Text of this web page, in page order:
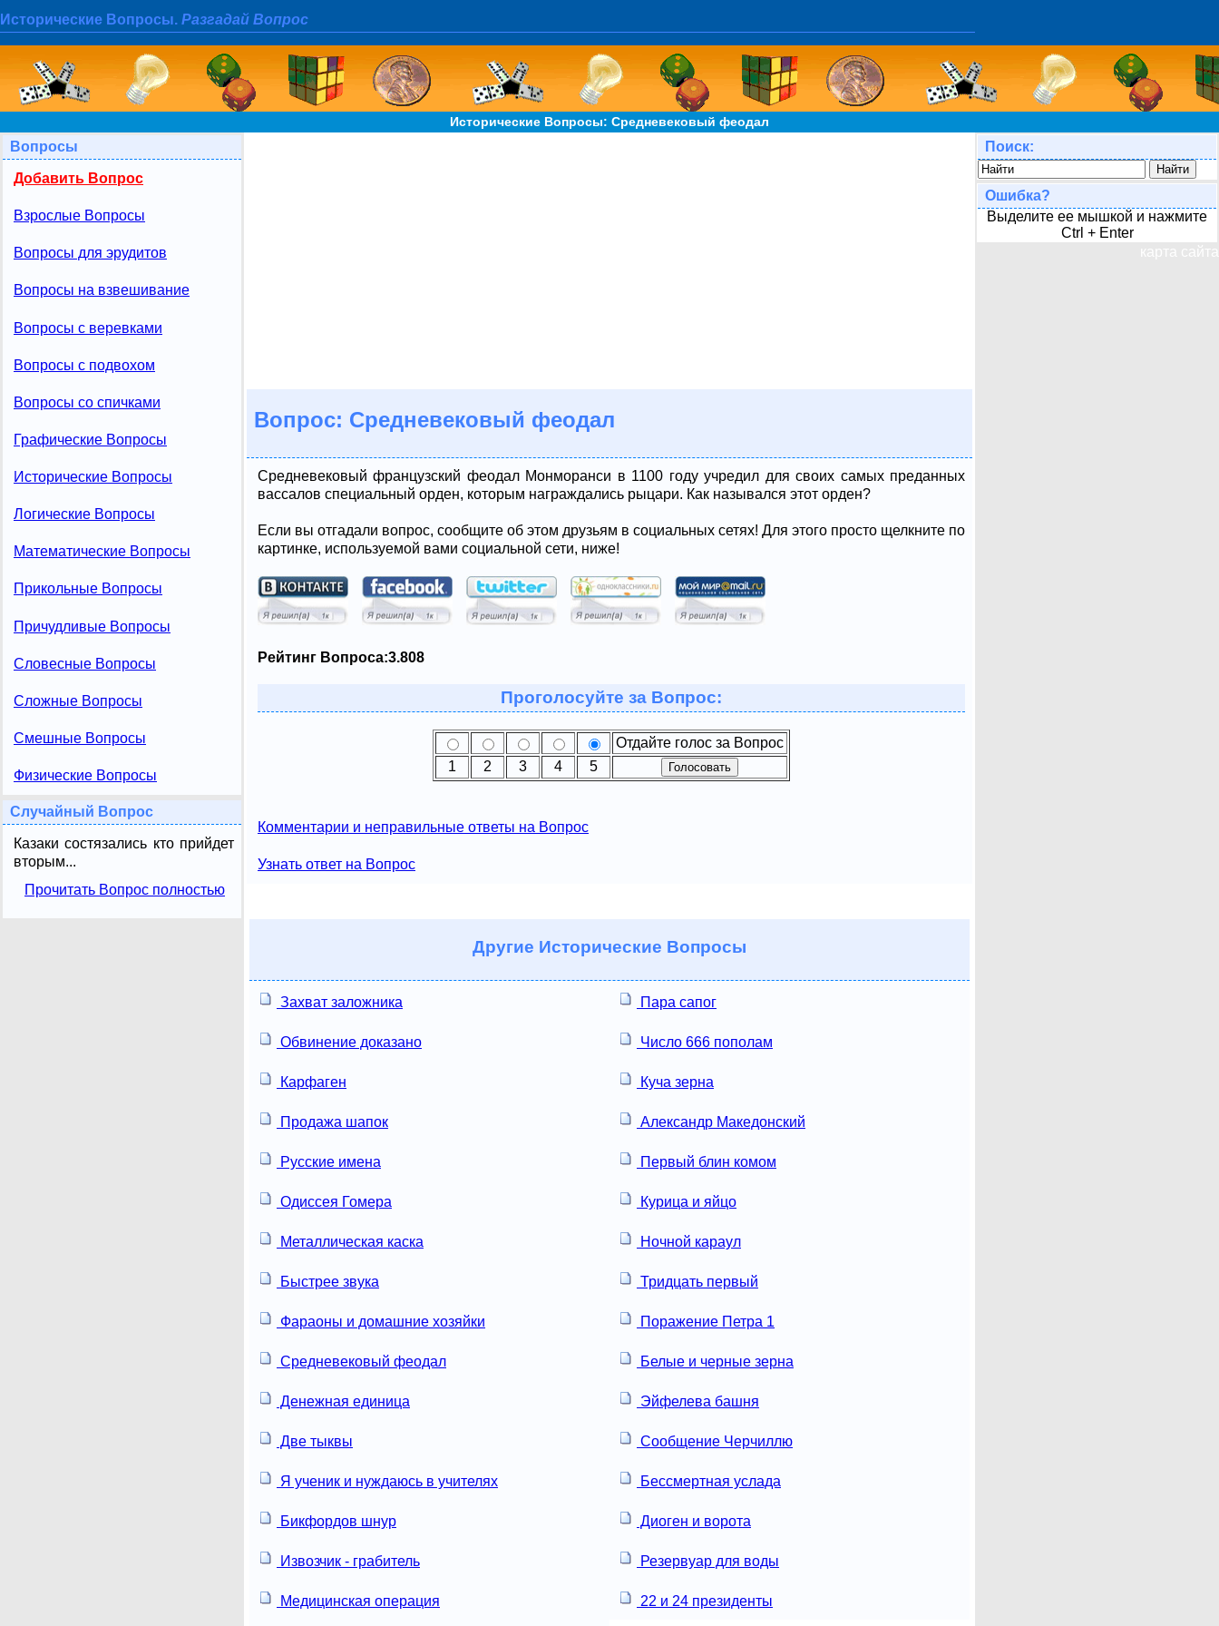
Исторические Вопросы. Разгадай Вопрос
Исторические Вопросы: Средневековый феодал
Вопросы
Добавить Вопрос
Взрослые Вопросы
Вопросы для эрудитов
Вопросы на взвешивание
Вопросы с веревками
Вопросы с подвохом
Вопросы со спичками
Графические Вопросы
Исторические Вопросы
Логические Вопросы
Математические Вопросы
Прикольные Вопросы
Причудливые Вопросы
Словесные Вопросы
Сложные Вопросы
Смешные Вопросы
Физические Вопросы
Случайный Вопрос
Казаки состязались кто прийдет
вторым...
Прочитать Вопрос полностью
Вопрос: Средневековый феодал
Средневековый французский феодал Монморанси в 1100 году учредил для своих самых преданных
вассалов специальный орден, которым награждались рыцари. Как назывался этот орден?
Если вы отгадали вопрос, сообщите об этом друзьям в социальных сетях! Для этого просто щелкните по
картинке, используемой вами социальной сети, ниже!
Рейтинг Вопроса:3.808
Проголосуйте за Вопрос:
Отдайте голос за Вопрос
1
2 3 4 5
Комментарии и неправильные ответы на Вопрос
Узнать ответ на Вопрос
Другие Исторические Вопросы
Захват заложника Пара сапог
Обвинение доказано Число 666 пополам
Карфаген Куча зерна
Продажа шапок Александр Македонский
Русские имена Первый блин комом
Одиссея Гомера Курица и яйцо
Металлическая каска Ночной караул
Быстрее звука Тридцать первый
Фараоны и домашние хозяйки Поражение Петра 1
Средневековый феодал Белые и черные зерна
Денежная единица Эйфелева башня
Две тыквы Сообщение Черчиллю
Я ученик и нуждаюсь в учителях Бессмертная услада
Бикфордов шнур Диоген и ворота
Извозчик - грабитель Резервуар для воды
Медицинская операция 22 и 24 президенты
Поиск:
Ошибка?
Выделите ее мышкой и нажмите
Ctrl + Enter